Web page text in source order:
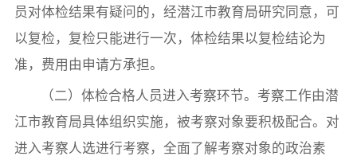
员对体检结果有疑问的，经潜江市教育局研究同意，可
以复检，复检只能进行一次，体检结果以复检结论为
准，费用由申请方承担。
（二）体检合格人员进入考察环节。考察工作由潜
江市教育局具体组织实施，被考察对象要积极配合。对
进入考察人选进行考察，全面了解考察对象的政治素